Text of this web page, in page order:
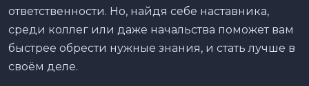
ответственности. Но, найдя себе наставника,
среди коллег или даже начальства поможет вам
быстрее обрести нужные знания, и стать лучше в
своём деле.